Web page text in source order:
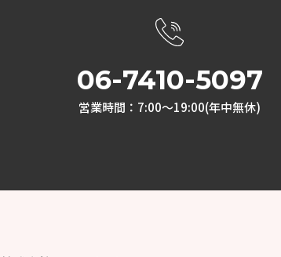
06-7410-5097
営業時間：7:00～19:00(年中無休)